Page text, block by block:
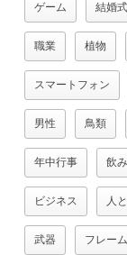
ゲーム 結婚式
職業 植物
スマートフォン
男性 鳥類
年中行事 飲
ビジネス 人
武器 フレーム